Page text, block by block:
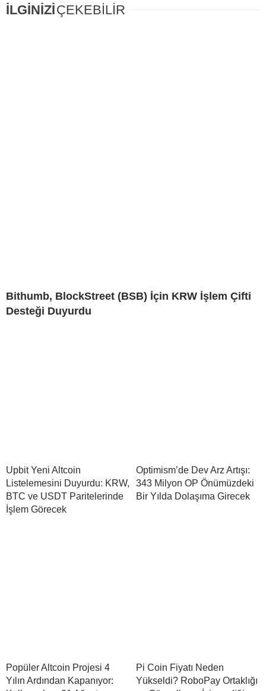
İLGİNİZİÇEKEBİLİR
Bithumb, BlockStreet (BSB) İçin KRW İşlem Çifti
Desteği Duyurdu
Upbit Yeni Altcoin
Listelemesini Duyurdu: KRW,
BTC ve USDT Paritelerinde
İşlem Görecek
Optimism’de Dev Arz Artışı:
343 Milyon OP Önümüzdeki
Bir Yılda Dolaşıma Girecek
Popüler Altcoin Projesi 4
Yılın Ardından Kapanıyor:
Pi Coin Fiyatı Neden
Yükseldi? RoboPay Ortaklığı